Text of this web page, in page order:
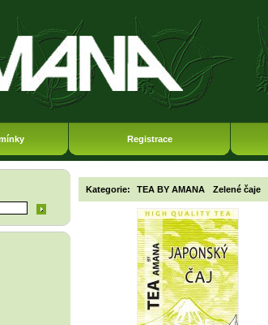
Registrace
Kategorie: TEA BY AMANA Zelené čaje